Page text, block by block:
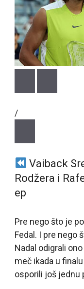
/
Vaiback
Rodžera i
ep
Pre nego što je
Fedal. I pre nego
Nadal odigrali
meč ikada u
osporili još jednu